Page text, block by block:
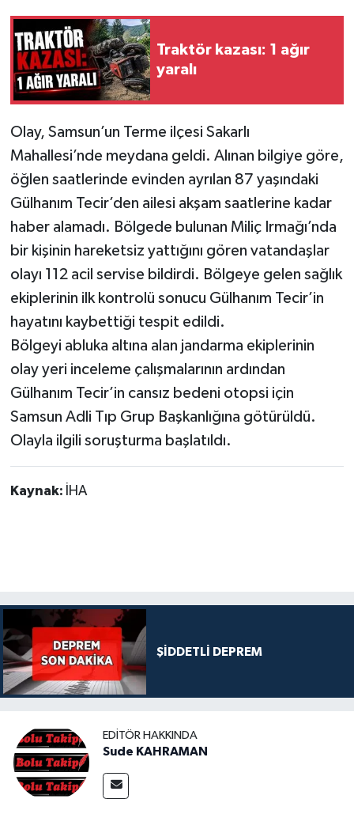
Traktör kazası: 1 ağır
yaralı
Olay, Samsun’un Terme ilçesi Sakarlı
Mahallesi’nde meydana geldi. Alınan bilgiye göre,
öğlen saatlerinde evinden ayrılan 87 yaşındaki
Gülhanım Tecir’den ailesi akşam saatlerine kadar
haber alamadı. Bölgede bulunan Miliç Irmağı’nda
bir kişinin hareketsiz yattığını gören vatandaşlar
olayı 112 acil servise bildirdi. Bölgeye gelen sağlık
ekiplerinin ilk kontrolü sonucu Gülhanım Tecir’in
hayatını kaybettiği tespit edildi.
Bölgeyi abluka altına alan jandarma ekiplerinin
olay yeri inceleme çalışmalarının ardından
Gülhanım Tecir’in cansız bedeni otopsi için
Samsun Adli Tıp Grup Başkanlığına götürüldü.
Olayla ilgili soruşturma başlatıldı.
Kaynak: İHA
ŞİDDETLİ DEPREM
EDITÖR HAKKINDA
Sude KAHRAMAN